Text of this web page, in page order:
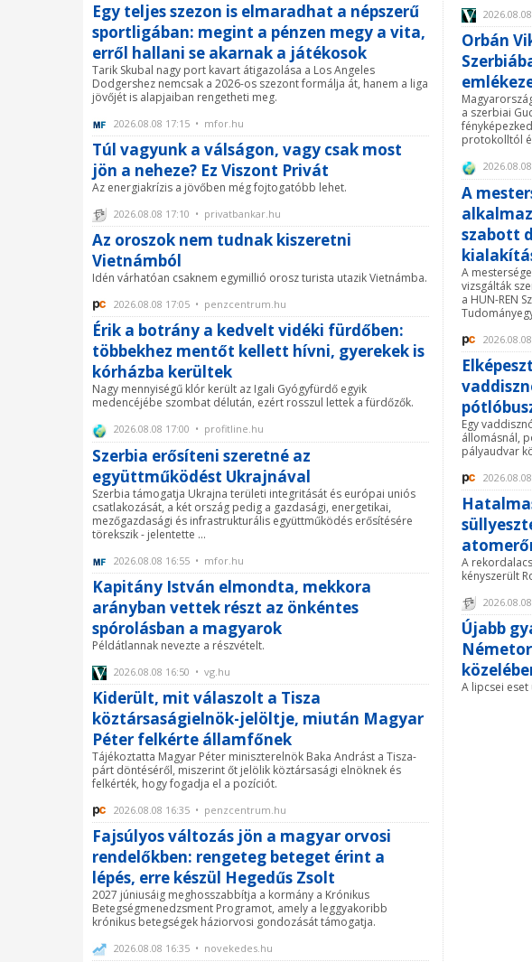
Egy teljes szezon is elmaradhat a népszerű
sportligában: megint a pénzen megy a vita,
erről hallani se akarnak a játékosok
Tarik Skubal nagy port kavart átigazolása a Los Angeles
Dodgershez nemcsak a 2026-os szezont formálja át, hanem a liga
jövőjét is alapjaiban rengetheti meg.
2026.08.08 17:15 • mfor.hu
Túl vagyunk a válságon, vagy csak most
jön a neheze? Ez Viszont Privát
Az energiakrízis a jövőben még fojtogatóbb lehet.
2026.08.08 17:10 • privatbankar.hu
Az oroszok nem tudnak kiszeretni
Vietnámból
Idén várhatóan csaknem egymillió orosz turista utazik Vietnámba.
2026.08.08 17:05 • penzcentrum.hu
Érik a botrány a kedvelt vidéki fürdőben:
többekhez mentőt kellett hívni, gyerekek is
kórházba kerültek
Nagy mennyiségű klór került az Igali Gyógyfürdő egyik
medencéjébe szombat délután, ezért rosszul lettek a fürdőzők.
2026.08.08 17:00 • profitline.hu
Szerbia erősíteni szeretné az
együttműködést Ukrajnával
Szerbia támogatja Ukrajna területi integritását és európai uniós
csatlakozását, a két ország pedig a gazdasági, energetikai,
mezőgazdasági és infrastrukturális együttműködés erősítésére
törekszik - jelentette ...
2026.08.08 16:55 • mfor.hu
Kapitány István elmondta, mekkora
arányban vettek részt az önkéntes
spórolásban a magyarok
Példátlannak nevezte a részvételt.
2026.08.08 16:50 • vg.hu
Kiderült, mit válaszolt a Tisza
köztársaságielnök-jelöltje, miután Magyar
Péter felkérte államfőnek
Tájékoztatta Magyar Péter miniszterelnök Baka Andrást a Tisza-
párt döntéséről, miszerint őt jelölik köztársasági elnöknek és
felkérték, hogy fogadja el a pozíciót.
2026.08.08 16:35 • penzcentrum.hu
Fajsúlyos változás jön a magyar orvosi
rendelőkben: rengeteg beteget érint a
lépés, erre készül Hegedűs Zsolt
2027 júniusáig meghosszabbítja a kormány a Krónikus
Betegségmenedzsment Programot, amely a leggyakoribb
krónikus betegségek háziorvosi gondozását támogatja.
2026.08.08 16:35 • novekedes.hu
Orbán
a szerbiai
protokolltól
A
szabott
A
vizsgálták
a HUN-REN
Egy
állomásnál,
pályaudvar
A
kényszerült
Újabb
A lipcsei